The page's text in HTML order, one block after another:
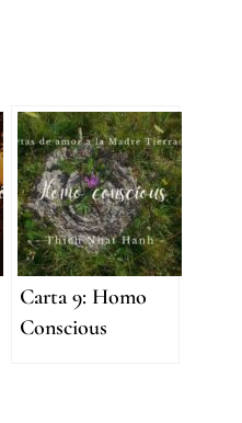
Carta 9: Homo
Conscious